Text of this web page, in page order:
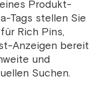
Produkt-
Tags stellen Sie
Rich Pins,
Anzeigen bereit
und
Suchen.